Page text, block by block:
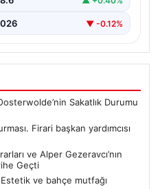
▼ -0.12%
Sakatlık Durumu
Firari başkan yardımcısı
ve Alper Gezeravcı’nın
Geçti
Estetik ve bahçe mutfağı